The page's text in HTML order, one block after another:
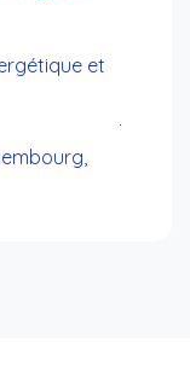
et
motivé par les
en pleine